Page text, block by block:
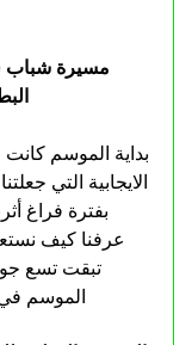
مسيرة شباب
بداية الموسم كانت
الايجابية التي
بفترة فراغ
عرفنا كيف
تبقت تسع
الموسم في